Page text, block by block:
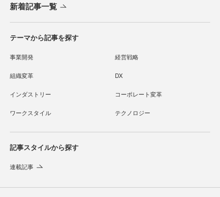
新着記事一覧
テーマから記事を探す
事業開発 経営戦略
組織変革 DX
インダストリー コーポレート変革
ワークスタイル テクノロジー
記事スタイルから探す
連載記事